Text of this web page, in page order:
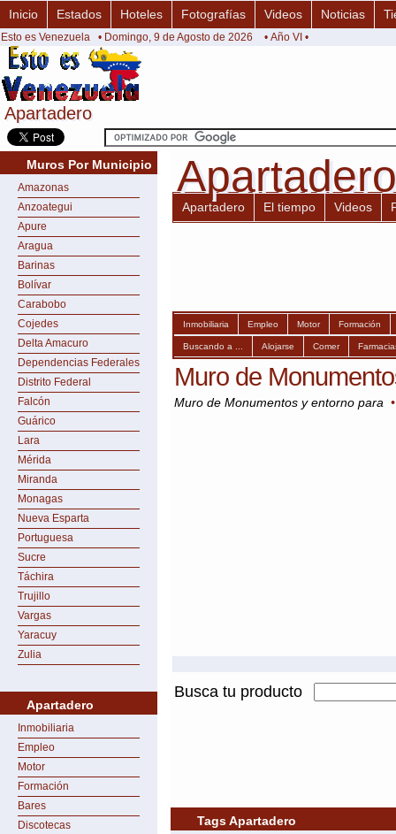
Apartadero
Apartadero
Inicio Estados Hoteles Fotografías Videos Noticias
Esto es Venezuela • Domingo, 9 de Agosto de 2026 • Año VI •
Muros Por Municipio
Amazonas
Anzoategui
Apure
Aragua
Barinas
Bolívar
Carabobo
Cojedes
Delta Amacuro
Dependencias Federales
Distrito Federal
Falcón
Guárico
Lara
Mérida
Miranda
Monagas
Nueva Esparta
Portuguesa
Sucre
Táchira
Trujillo
Vargas
Yaracuy
Zulia
Apartadero
Inmobiliaria
Empleo
Motor
Formación
Bares
Discotecas
Apartadero
Apartadero El tiempo Videos
Inmobiliaria Empleo Motor Formación
Buscando a ... Alojarse Comer
Muro de
Muro de Monumentos y entorno para
Busca tu producto
Tags Apartadero